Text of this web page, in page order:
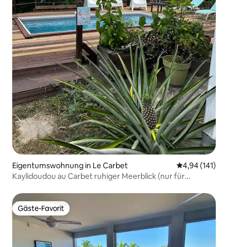
Eigentumswohnung in Le Carbet
4,94 (141)
Kaylidoudou au Carbet ruhiger Meerblick (nur für
Gäste-Favorit
Gäste-Favorit